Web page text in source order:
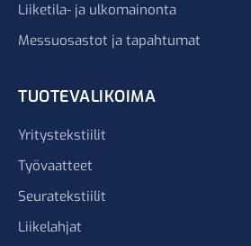
Liiketila- ja ulkomainonta
Messuosastot ja tapahtumat
TUOTEVALIKOIMA
Yritystekstiilit
Työvaatteet
Seuratekstiilit
Liikelahjat